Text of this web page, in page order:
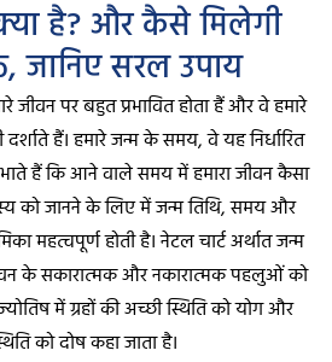
है? और कैसे मिलेगी
जानिए सरल उपाय
जीवन पर बहुत प्रभावित होता हैं और वे हमारे
हैं। हमारे जन्म के समय, वे यह निर्धारित
हैं कि आने वाले समय में हमारा जीवन कैसा
को जानने के लिए में जन्म तिथि, समय और
महत्वपूर्ण होती है। नेटल चार्ट अर्थात जन्म
के सकारात्मक और नकारात्मक पहलुओं को
में ग्रहों की अच्छी स्थिति को योग और
को दोष कहा जाता है।